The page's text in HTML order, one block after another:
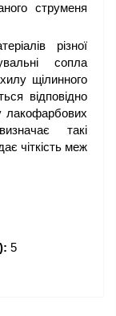
струменя
різної
сопла
щілинного
відповідно
лакофарбових
такі
чіткість меж
5